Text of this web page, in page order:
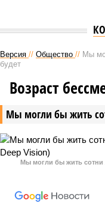
Версия // Общество // Мы
будет
Мы могли бы жить
Возраст
Мы могли бы жить сотни